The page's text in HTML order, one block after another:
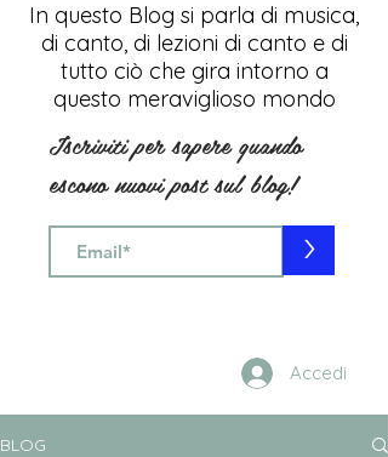
In questo Blog si parla di musica,
di canto, di lezioni di canto e di
tutto ciò che gira intorno a
questo meraviglioso mondo
Iscriviti per sapere quando
escono nuovi post sul blog!
>
Accedi
BLOG